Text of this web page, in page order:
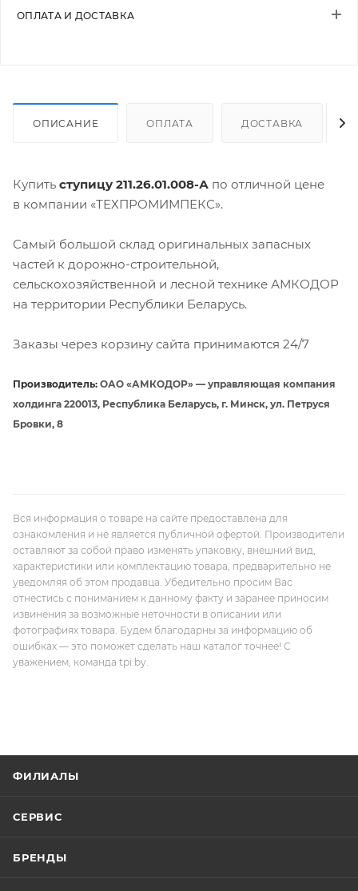
ОПЛАТА И ДОСТАВКА
ОПИСАНИЕ ОПЛАТА ДОСТАВКА
Купить ступицу 211.26.01.008-А по отличной цене
в компании «ТЕХПРОМИМПЕКС».
Самый большой склад оригинальных запасных
частей к дорожно-строительной,
сельскохозяйственной и лесной технике АМКОДОР
на территории Республики Беларусь.
Заказы через корзину сайта принимаются 24/7
Производитель: ОАО «АМКОДОР» — управляющая компания
холдинга 220013, Республика Беларусь, г. Минск, ул. Петруся
Бровки, 8
Вся информация о товаре на сайте предоставлена для
ознакомления и не является публичной офертой. Производители
оставляют за собой право изменять упаковку, внешний вид,
характеристики или комплектацию товара, предварительно не
уведомляя об этом продавца. Убедительно просим Вас
отнестись с пониманием к данному факту и заранее приносим
извинения за возможные неточности в описании или
фотографиях товара. Будем благодарны за информацию об
ошибках — это поможет сделать наш каталог точнее! С
уважением, команда tpi.by.
ФИЛИАЛЫ
СЕРВИС
БРЕНДЫ